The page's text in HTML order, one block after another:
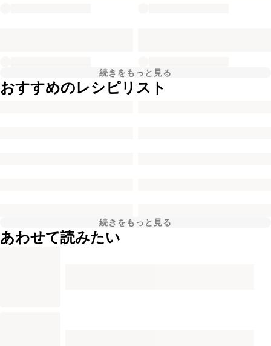
続きをもっと見る
おすすめのレシピリスト
続きをもっと見る
あわせて読みたい